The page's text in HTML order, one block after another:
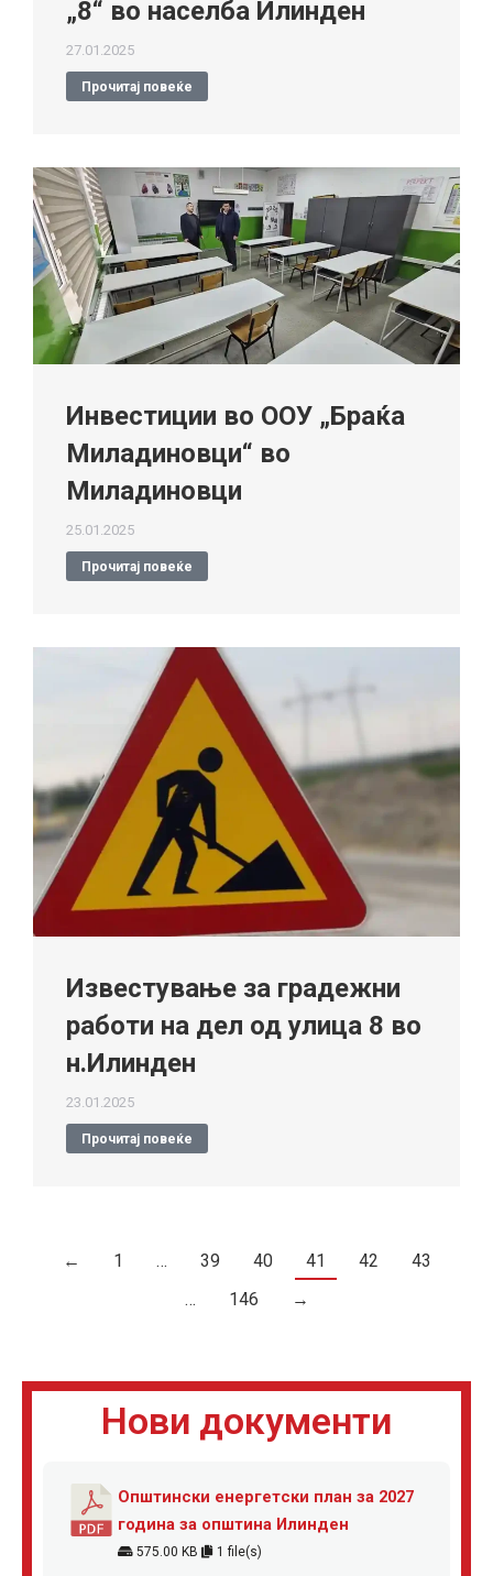
„8“ во населба Илинден
27.01.2025
Прочитај повеќе
Инвестиции во ООУ „Браќа
Миладиновци“ во
Миладиновци
25.01.2025
Прочитај повеќе
Известување за градежни
работи на дел од улица 8 во
н.Илинден
23.01.2025
Прочитај повеќе
← 1 … 39 40 41 42
43
…
146 →
Нови документи
Општински енергетски план за 2027
година за општина Илинден
575.00 KB 1 file(s)